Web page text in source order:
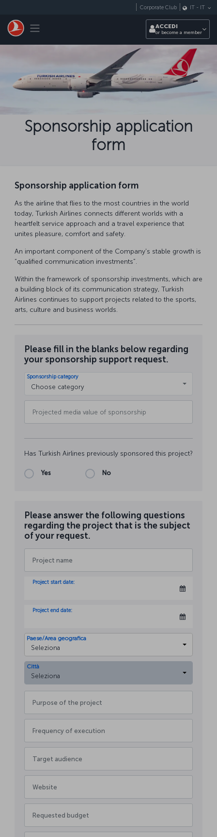
Toggle navigation
Corporate Club IT - IT
ACCEDI
or become a member
Sponsorship application
form
Sponsorship application form
As the airline that flies to the most countries in the world
today, Turkish Airlines connects different worlds with a
heartfelt service approach and a travel experience that
unites pleasure, comfort and safety.
An important component of the Company's stable growth is
“qualified communication investments”.
Within the framework of sponsorship investments, which are
a building block of its communication strategy, Turkish
Airlines continues to support projects related to the sports,
arts, culture and business worlds.
Please fill in the blanks below regarding
your sponsorship support request.
Sponsorship category
Choose category
Has Turkish Airlines previously sponsored this project?
Yes No
Please answer the following questions
regarding the project that is the subject
of your request.
Project start date:
Project end date:
Paese/Area geografica
Seleziona
Città
Seleziona